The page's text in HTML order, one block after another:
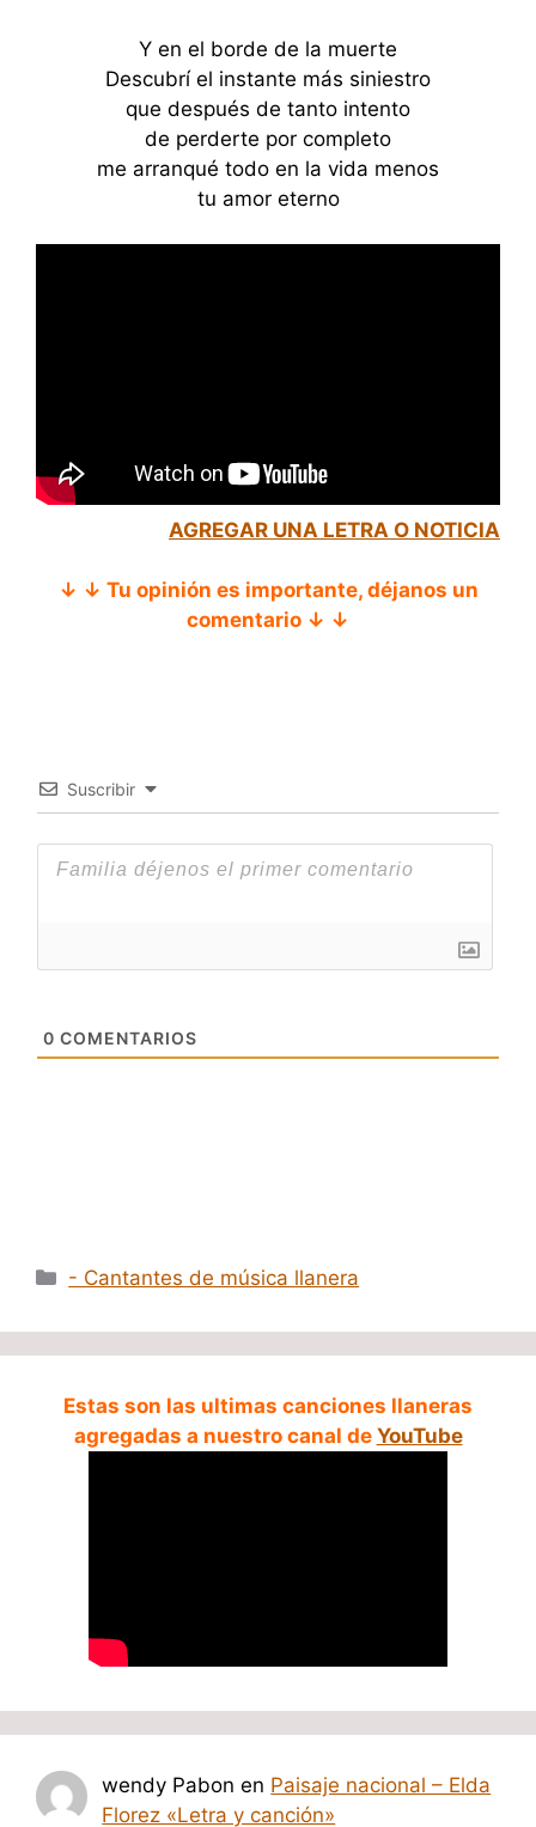
Y en el borde de la muerte
Descubrí el instante más siniestro
que después de tanto intento
de perderte por completo
me arranqué todo en la vida menos
tu amor eterno
AGREGAR UNA LETRA O NOTICIA
↓ ↓ Tu opinión es importante, déjanos un
comentario ↓ ↓
Suscribir
0 COMENTARIOS
Categorías
- Cantantes de música llanera
Estas son las ultimas canciones llaneras
agregadas a nuestro canal de YouTube
wendy Pabon en Paisaje nacional – Elda
Florez «Letra y canción»